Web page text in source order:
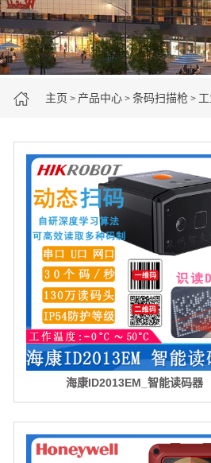
主页 > 产品中心 > 条码扫描枪 >
海康ID2013EM_智能读码器